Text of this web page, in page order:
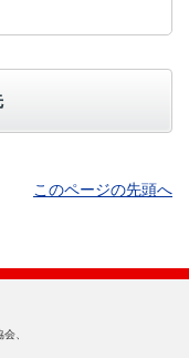
このページの先頭へ
、